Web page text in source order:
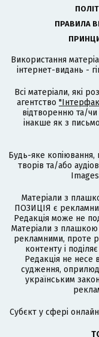
ПРАВИЛА
Використання
інтернет-видань -
Всі матеріали, які
агентство
відтворенню та/
інакше як з
Будь-яке копіювання,
творів та/або
Матеріали з
ПОЗИЦІЯ є
Редакція може не
Матеріали з
рекламними, проте
контенту і
Редакція не несе
судження,
українським
Cубєкт у сфері